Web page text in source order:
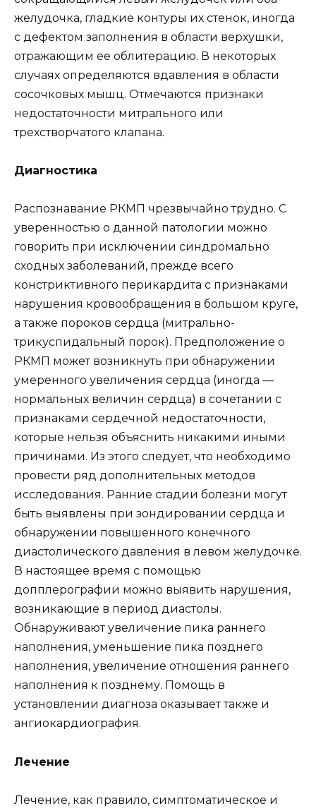
желудочка, гладкие контуры их стенок, иногда
с дефектом заполнения в области верхушки,
отражающим ее облитерацию. В некоторых
случаях определяются вдавления в области
сосочковых мышц. Отмечаются признаки
недостаточности митрального или
трехстворчатого клапана.
Диагностика
Распознавание РКМП чрезвычайно трудно. С
уверенностью о данной патологии можно
говорить при исключении синдромально
сходных заболеваний, прежде всего
констриктивного перикардита с признаками
нарушения кровообращения в большом круге,
а также пороков сердца (митрально-
трикуспидальный порок). Предположение о
РКМП может возникнуть при обнаружении
умеренного увеличения сердца (иногда —
нормальных величин сердца) в сочетании с
признаками сердечной недостаточности,
которые нельзя объяснить никакими иными
причинами. Из этого следует, что необходимо
провести ряд дополнительных методов
исследования. Ранние стадии болезни могут
быть выявлены при зондировании сердца и
обнаружении повышенного конечного
диастолического давления в левом желудочке.
В настоящее время с помощью
допплерографии можно выявить нарушения,
возникающие в период диастолы.
Обнаруживают увеличение пика раннего
наполнения, уменьшение пика позднего
наполнения, увеличение отношения раннего
наполнения к позднему. Помощь в
установлении диагноза оказывает также и
ангиокардиография.
Лечение
Лечение, как правило, симптоматическое и